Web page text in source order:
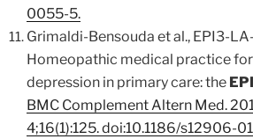
0055-5.
Grimaldi-Bensouda et al., EPI3-
Homeopathic medical practice
depression in primary care: the
BMC Complement Altern Med.
4;16(1):125. doi:10.1186/s12906-